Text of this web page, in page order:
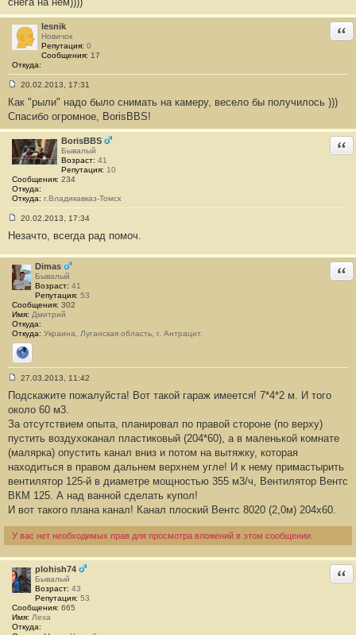
lesnik
Новичок
Репутация: 0
Сообщения: 17
Откуда:
о
б
щ
е
н
и
#
6
7
20.02.2013, 17:31
Как "рыли" надо было снимать на камеру, весело бы получилось )))
Спасибо огромное, BorisBBS!
BorisBBS
Бывалый
Возраст: 41
Репутация: 10
Сообщения: 234
Откуда:
Откуда: г.Владикавказ-Томск
о
б
щ
е
н
и
е
#
6
8
20.02.2013, 17:34
Незачто, всегда рад помоч.
Dimas
Бывалый
Возраст: 41
Репутация: 53
Сообщения: 302
Имя: Дмитрий
Откуда:
Откуда: Украина, Луганская область, г. Антрацит.
Сайт
о
о
б
щ
н
и
#
6
9
27.03.2013, 11:42
Подскажите пожалуйста! Вот такой гараж имеется! 7*4*2 м. И того
около 60 м3.
За отсутствием опыта, планировал по правой стороне (по верху)
пустить воздухоканал пластиковый (204*60), а в маленькой комнате
(малярка) опустить канал вниз и потом на вытяжку, которая
находиться в правом дальнем верхнем угле! И к нему примастырить
вентилятор 125-й в диаметре мощностью 355 м3/ч, Вентилятор Вентс
ВКМ 125. А над ванной сделать купол!
И вот такого плана канал! Канал плоский Вентс 8020 (2,0м) 204х60.
У вас нет необходимых прав для просмотра вложений в этом сообщении.
plohish74
Бывалый
Возраст: 43
Репутация: 53
Сообщения: 665
Имя: Леха
Откуда: